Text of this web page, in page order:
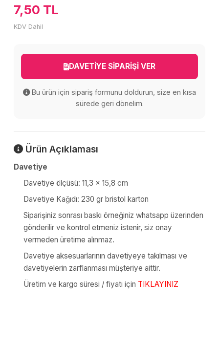
7,50 TL
KDV Dahil
DAVETİYE SİPARİŞİ VER
Bu ürün için sipariş formunu doldurun, size en kısa
sürede geri dönelim.
Ürün Açıklaması
Davetiye
Davetiye ölçüsü: 11,3 x 15,8 cm
Davetiye Kağıdı: 230 gr bristol karton
Siparişiniz sonrası baskı örneğiniz whatsapp üzerinden
gönderilir ve kontrol etmeniz istenir, siz onay
vermeden üretime alınmaz.
Davetiye aksesuarlarının davetiyeye takılması ve
davetiyelerin zarflanması müşteriye aittir.
Üretim ve kargo süresi / fiyatı için TIKLAYINIZ